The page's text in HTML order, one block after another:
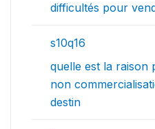
difficultés pour
s10q16
quelle est la raison
non
destin